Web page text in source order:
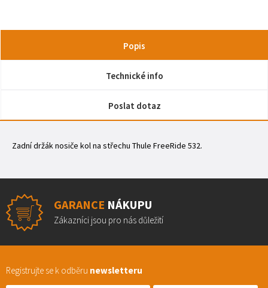
Popis
Technické info
Poslat dotaz
Zadní držák nosiče kol na střechu Thule FreeRide 532.
GARANCE NÁKUPU
Zákazníci jsou pro nás důležití
Registrujte se k odběru newsletteru